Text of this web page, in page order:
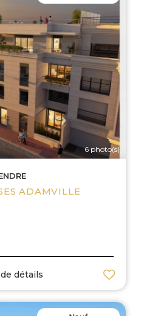
6 photo(s)
ADAMVILLE
détails